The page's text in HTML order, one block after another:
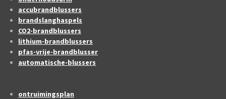
accubrandblussers
brandslanghaspels
CO2-brandblussers
lithium-brandblussers
pfas-vrije-brandblusser
automatische-blussers
ontruimingsplan